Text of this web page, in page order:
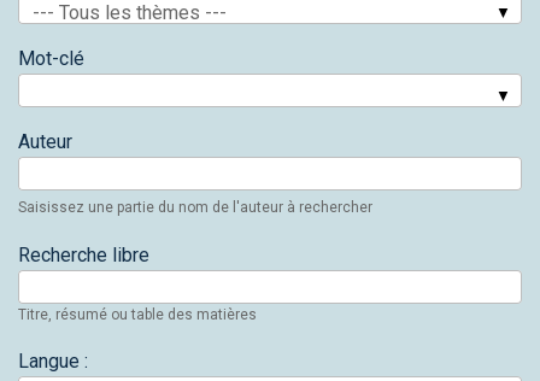
--- Tous les thèmes ---
Mot-clé
Auteur
Saisissez une partie du nom de l'auteur à rechercher
Recherche libre
Titre, résumé ou table des matières
Langue :